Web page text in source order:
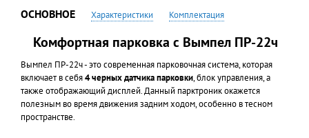
ОСНОВНОЕ Характеристики Комплектация
Комфортная парковка с Вымпел ПР-22ч
Вымпел ПР-22ч - это современная парковочная система, которая
включает в себя4 черных датчика парковки, блок управления, а
также отображающий дисплей. Данный парктроник окажется
полезным во время движения задним ходом, особенно в тесном
пространстве.